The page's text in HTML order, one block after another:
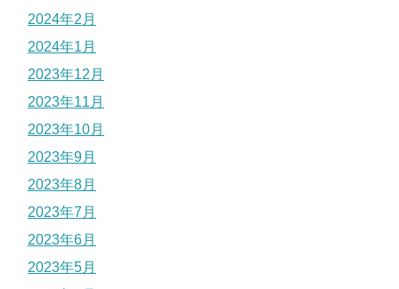
2024年2月
2024年1月
2023年12月
2023年11月
2023年10月
2023年9月
2023年8月
2023年7月
2023年6月
2023年5月